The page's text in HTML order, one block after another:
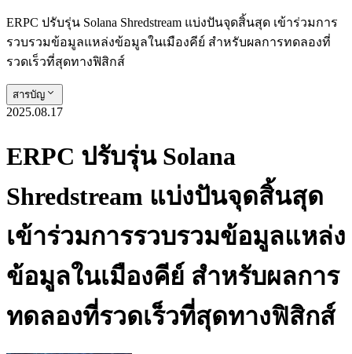
ERPC ปรับรุ่น Solana Shredstream แบ่งปันจุดสิ้นสุด เข้าร่วมการ
รวบรวมข้อมูลแหล่งข้อมูลในเมืองคีย์ สําหรับผลการทดลองที่
รวดเร็วที่สุดทางฟิสิกส์
สารบัญ
2025.08.17
ERPC ปรับรุ่น Solana
Shredstream แบ่งปันจุดสิ้นสุด
เข้าร่วมการรวบรวมข้อมูลแหล่ง
ข้อมูลในเมืองคีย์ สําหรับผลการ
ทดลองที่รวดเร็วที่สุดทางฟิสิกส์